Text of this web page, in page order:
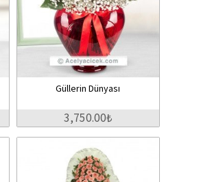
Güllerin Dünyası
3,750.00₺